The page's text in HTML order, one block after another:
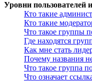
Уровни пользователей
Кто такие
Кто такие
Что такое группы
Где находятся
Как мне стать
Почему названия
Что такое группа
Что означает